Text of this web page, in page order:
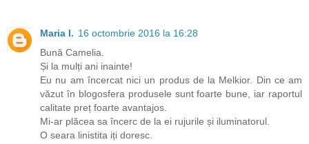
Maria I. 16 octombrie 2016 la 16:28
Bună Camelia.
Și la mulți ani inainte!
Eu nu am încercat nici un produs de la Melkior. Din ce am
văzut în blogosfera produsele sunt foarte bune, iar raportul
calitate preț foarte avantajos.
Mi-ar plăcea sa încerc de la ei rujurile și iluminatorul.
O seara linistita iți doresc.